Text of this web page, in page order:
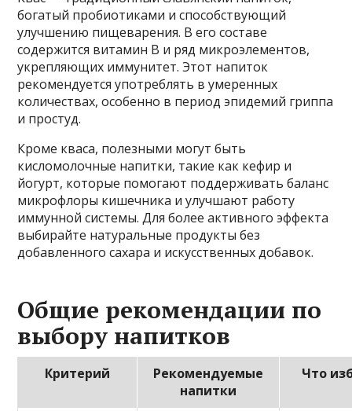
богатый пробиотиками и способствующий
улучшению пищеварения. В его составе
содержится витамин В и ряд микроэлементов,
укрепляющих иммунитет. Этот напиток
рекомендуется употреблять в умеренных
количествах, особенно в период эпидемий гриппа
и простуд.
Кроме кваса, полезными могут быть
кисломолочные напитки, такие как кефир и
йогурт, которые помогают поддерживать баланс
микрофлоры кишечника и улучшают работу
иммунной системы. Для более активного эффекта
выбирайте натуральные продукты без
добавленного сахара и искусственных добавок.
Общие рекомендации по
выбору напитков
Критерий
Рекомендуемые
напитки
Что